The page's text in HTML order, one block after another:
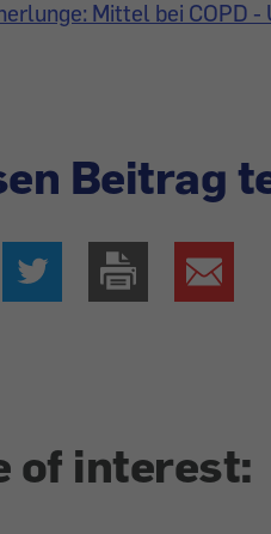
Mittel bei COPD
Beitrag
of interest: